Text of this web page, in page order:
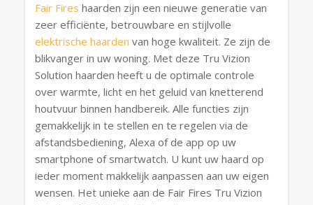
Fair Fires haarden zijn een nieuwe generatie van
zeer efficiënte, betrouwbare en stijlvolle
elektrische haarden van hoge kwaliteit. Ze zijn de
blikvanger in uw woning. Met deze Tru Vizion
Solution haarden heeft u de optimale controle
over warmte, licht en het geluid van knetterend
houtvuur binnen handbereik. Alle functies zijn
gemakkelijk in te stellen en te regelen via de
afstandsbediening, Alexa of de app op uw
smartphone of smartwatch. U kunt uw haard op
ieder moment makkelijk aanpassen aan uw eigen
wensen. Het unieke aan de Fair Fires Tru Vizion